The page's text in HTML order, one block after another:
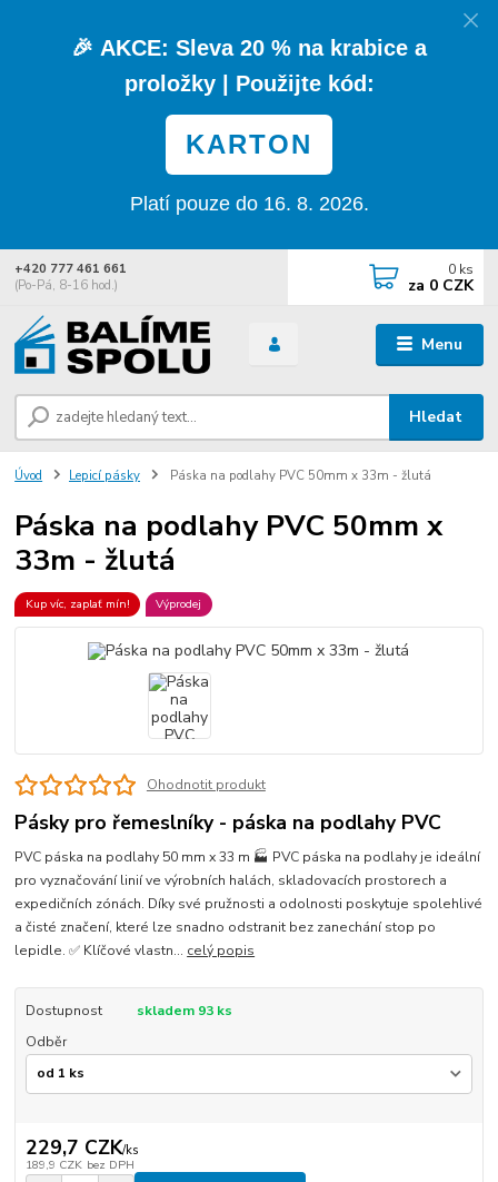
🎉 AKCE: Sleva 20 % na krabice a
proložky| Použijte kód:
KARTON
Platí pouze do 16. 8. 2026.
Menu
Hledat
+420 777 461 661
(Po-Pá, 8-16 hod.)
0 ks
za 0 CZK
Úvod Lepicí pásky Páska na podlahy PVC 50mm x 33m - žlutá
Páska na podlahy PVC 50mm x
33m - žlutá
Kup víc, zaplať mín! Výprodej
Ohodnotit produkt
Pásky pro řemeslníky - páska na podlahy PVC
PVC páska na podlahy 50 mm x 33 m 🏭 PVC páska na podlahy je ideální
pro vyznačování linií ve výrobních halách, skladovacích prostorech a
expedičních zónách. Díky své pružnosti a odolnosti poskytuje spolehlivé
a čisté značení, které lze snadno odstranit bez zanechání stop po
lepidle. ✅ Klíčové vlastn... celý popis
Dostupnost
skladem 93 ks
Odběr
229,7 CZK/ks
189,9 CZK bez DPH